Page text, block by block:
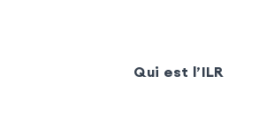
Qui est l’ILR